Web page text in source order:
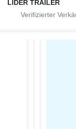
LİDER TRAİLER